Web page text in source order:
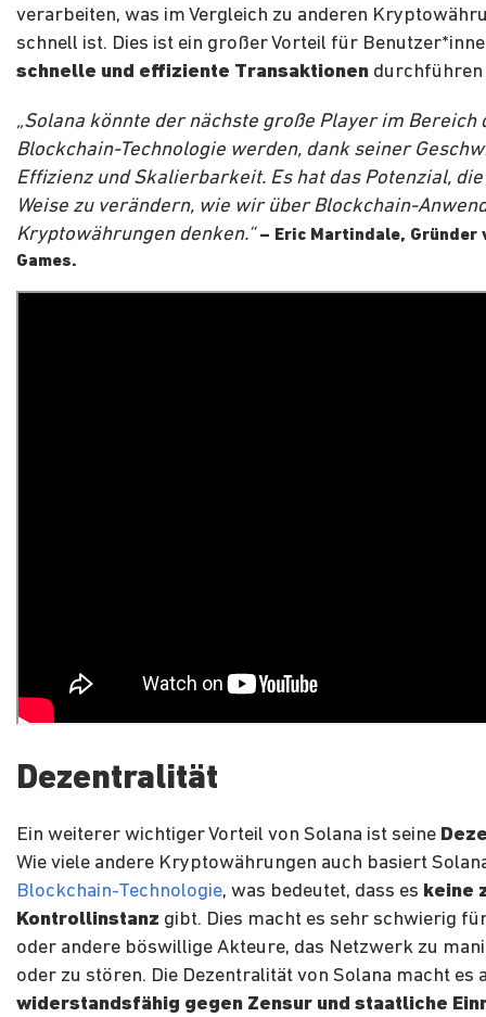
verarbeiten, was im Vergleich zu anderen
schnell ist. Dies ist ein großer Vorteil für
schnelle und effiziente Transaktionen durchführen
„Solana könnte der nächste große Player im Bereich
Blockchain-Technologie werden, dank seiner
Effizienz und Skalierbarkeit. Es hat das Potenzial,
Weise zu verändern, wie wir über Blockchain-
Kryptowährungen denken.“– Eric Martindale, Gründer
Games.
Dezentralität
Ein weiterer wichtiger Vorteil von Solana ist seine
Wie viele andere Kryptowährungen auch basiert
Blockchain-Technologie, was bedeutet, dass es keine
Kontrollinstanz gibt. Dies macht es sehr schwierig
oder andere böswillige Akteure, das Netzwerk zu
oder zu stören. Die Dezentralität von Solana macht es
widerstandsfähig gegen Zensur und staatliche